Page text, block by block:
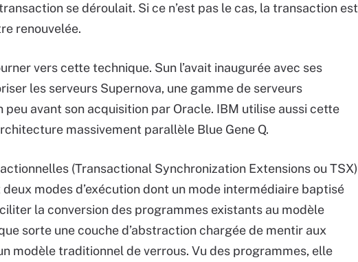
se déroulait. Si ce n’est pas le cas, la transaction est
renouvelée.
vers cette technique. Sun l’avait inaugurée avec ses
les serveurs Supernova, une gamme de serveurs
avant son acquisition par Oracle. IBM utilise aussi cette
massivement parallèle Blue Gene Q.
(Transactional Synchronization Extensions ou TSX)
modes d’exécution dont un mode intermédiaire baptisé
la conversion des programmes existants au modèle
sorte une couche d’abstraction chargée de mentir aux
modèle traditionnel de verrous. Vu des programmes, elle